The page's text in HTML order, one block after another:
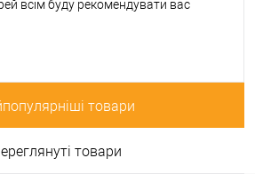
всім буду рекомендувати вас
товари
товари